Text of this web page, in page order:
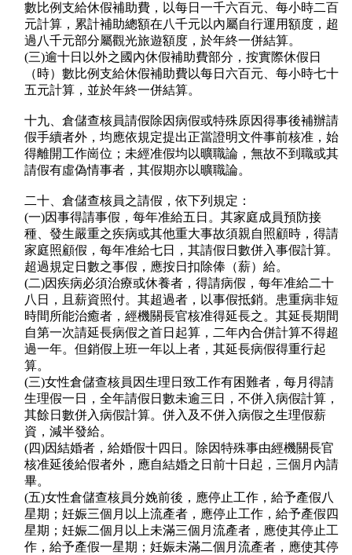
數比例支給休假補助費，以每日一千六百元、每小時二百
元計算，累計補助總額在八千元以內屬自行運用額度，超
過八千元部分屬觀光旅遊額度，於年終一併結算。
(三)逾十日以外之國內休假補助費部分，按實際休假日
（時）數比例支給休假補助費以每日六百元、每小時七十
五元計算，並於年終一併結算。
十九、倉儲查核員請假除因病假或特殊原因得事後補辦請
假手續者外，均應依規定提出正當證明文件事前核准，始
得離開工作崗位；未經准假均以曠職論，無故不到職或其
請假有虛偽情事者，其假期亦以曠職論。
二十、倉儲查核員之請假，依下列規定：
(一)因事得請事假，每年准給五日。其家庭成員預防接
種、發生嚴重之疾病或其他重大事故須親自照顧時，得請
家庭照顧假，每年准給七日，其請假日數併入事假計算。
超過規定日數之事假，應按日扣除俸（薪）給。
(二)因疾病必須治療或休養者，得請病假，每年准給二十
八日，且薪資照付。其超過者，以事假抵銷。患重病非短
時間所能治癒者，經機關長官核准得延長之。其延長期間
自第一次請延長病假之首日起算，二年內合併計算不得超
過一年。但銷假上班一年以上者，其延長病假得重行起
算。
(三)女性倉儲查核員因生理日致工作有困難者，每月得請
生理假一日，全年請假日數未逾三日，不併入病假計算，
其餘日數併入病假計算。併入及不併入病假之生理假薪
資，減半發給。
(四)因結婚者，給婚假十四日。除因特殊事由經機關長官
核准延後給假者外，應自結婚之日前十日起，三個月內請
畢。
(五)女性倉儲查核員分娩前後，應停止工作，給予產假八
星期；妊娠三個月以上流產者，應停止工作，給予產假四
星期；妊娠二個月以上未滿三個月流產者，應使其停止工
作，給予產假一星期；妊娠未滿二個月流產者，應使其停